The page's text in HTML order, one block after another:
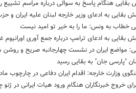
بقایی هنگام پاسخ به سوالی درباره مراسم تشییع
بقایی به ادعای وزیر خارجه لبنان علیه ایران و
خطاب به ونس: ما را به خیر تو امید نیست
بقایی به ادعای ترامپ درباره جمع آوری
مواضع ایران در نشست چهارجانبه صریح و
"پارسی جان" به بقایی رسید
وزارت خارجه: اقدام ایران دفاعی در چارچوب ماده ۵۱ منشور
خروج خبرنگاران هنگام ورود هیات ایرانی در ژنو